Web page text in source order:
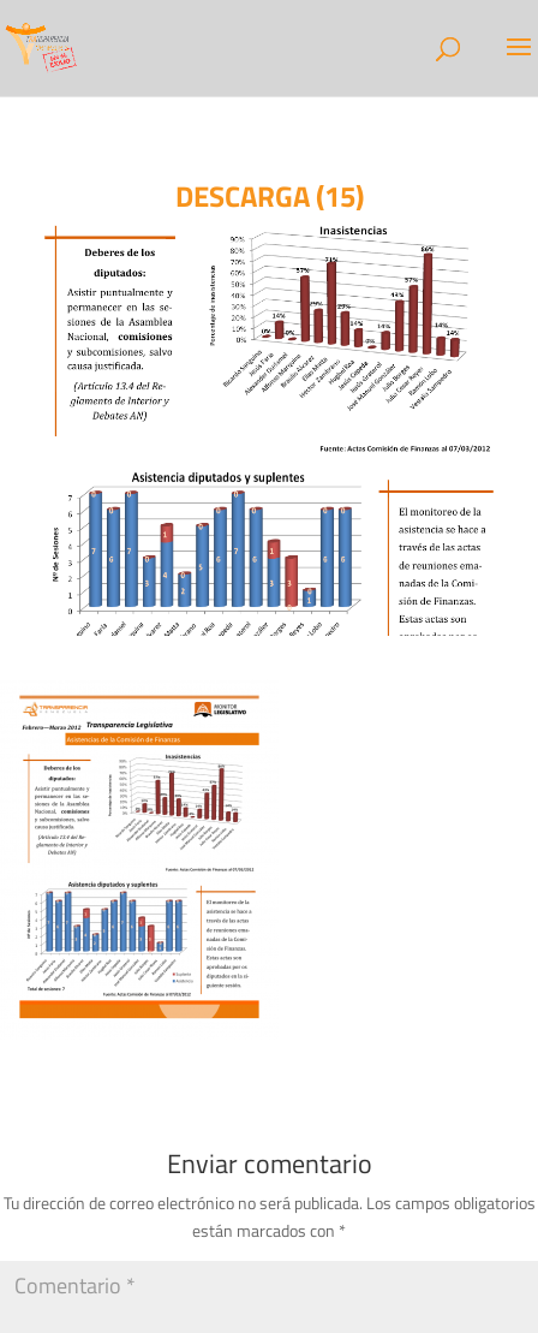
DESCARGA (15)
Enviar comentario
Tu dirección de correo electrónico no será publicada. Los campos obligatorios
están marcados con *